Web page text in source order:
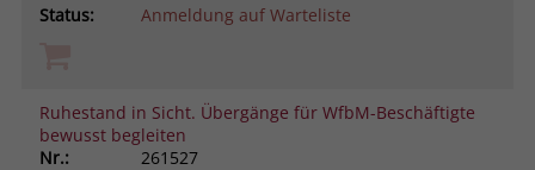
Status:
Anmeldung auf Warteliste
Ruhestand in Sicht. Übergänge für WfbM-Beschäftigte
bewusst begleiten
Nr.:
261527